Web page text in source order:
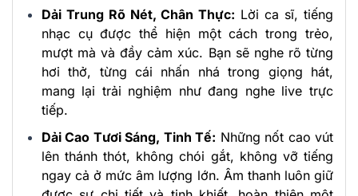
Dải Trung Rõ Nét, Chân Thực: Lời ca sĩ, tiếng
nhạc cụ được thể hiện một cách trong trẻo,
mượt mà và đầy cảm xúc. Bạn sẽ nghe rõ từng
hơi thở, từng cái nhấn nhá trong giọng hát,
mang lại trải nghiệm như đang nghe live trực
tiếp.
Dải Cao Tươi Sáng, Tinh Tế: Những nốt cao vút
lên thánh thót, không chói gắt, không vỡ tiếng
ngay cả ở mức âm lượng lớn. Âm thanh luôn giữ